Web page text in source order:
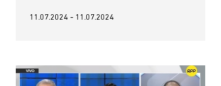
11.07.2024 - 11.07.2024